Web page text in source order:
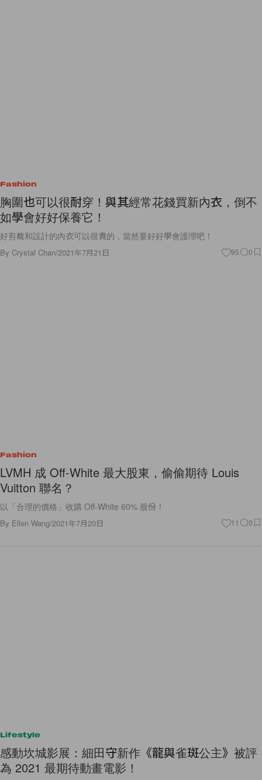
Fashion
胸圍也可以很耐穿！與其經常花錢買新內衣，倒不
如學會好好保養它！
好剪裁和設計的內衣可以很貴的，當然要好好學會護理吧！
By Crystal Chan/2021年7月21日 95 0
Fashion
LVMH 成 Off-White 最大股東，偷偷期待 Louis
Vuitton 聯名？
以「合理的價格」收購 Off-White 60% 股份！
By Ellen Wang/2021年7月20日 11 0
Lifestyle
感動坎城影展：細田守新作《龍與雀斑公主》被評
為 2021 最期待動畫電影！